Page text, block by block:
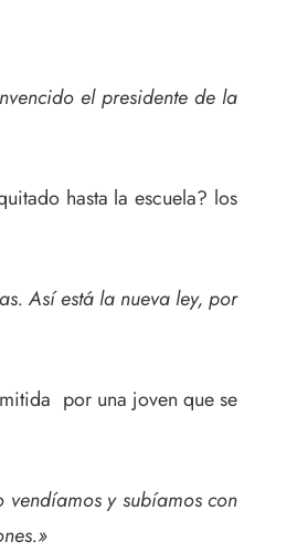
el presidente de la
hasta la escuela? los
Así está la nueva ley, por
por una joven que se
y subíamos con